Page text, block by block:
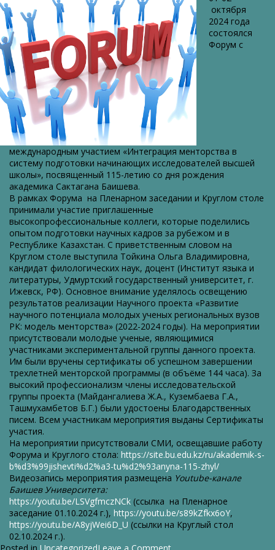
Республики
Казахстаноктября
2024 года
состоялся
Форум с
международным участием «Интеграция менторства в
систему подготовки начинающих исследователей высшей
школы», посвященный 115-летию со дня рождения
академика Сактагана Баишева.
В рамках Форума на Пленарном заседании и Круглом столе
принимали участие приглашенные
высокопрофессиональные коллеги, которые поделились
опытом подготовки научных кадров за рубежом и в
Республике Казахстан. С приветственным словом на
Круглом столе выступила Тойкина Ольга Владимировна,
кандидат филологических наук, доцент (Институт языка и
литературы, Удмуртский государственный университет, г.
Ижевск, РФ). Основное внимание уделялось освещению
результатов реализации Научного проекта «Развитие
научного потенциала молодых ученых региональных вузов
РК: модель менторства» (2022-2024 годы). На мероприятии
присутствовали молодые ученые, являющимися
участниками экспериментальной группы данного проекта.
Им были вручены сертификаты об успешном завершении
трехлетней менторской программы (в объёме 144 часа). За
высокий профессионализм члены исследовательской
группы проекта (Майдангалиева Ж.А., Кузембаева Г.А.,
Ташмухамбетов Б.Г.) были удостоены Благодарственных
писем. Всем участникам мероприятия выданы Сертификаты
участия.
На мероприятии присутствовали СМИ, освещавшие работу
Форума и Круглого стола: https://site.bu.edu.kz/ru/akademik-s-
b%d3%99jishevti%d2%a3-tu%d2%93anyna-115-zhyl/
Видеозапись мероприятия размещена Youtube-канале
Баишев Университета:
https://youtu.be/LSVgfmczNCk (ссылка на Пленарное
заседание 01.10.2024 г.), https://youtu.be/s89kZfkx6oY,
https://youtu.be/A8yjWei6D_U (ссылки на Круглый стол
02.10.2024 г.).
on